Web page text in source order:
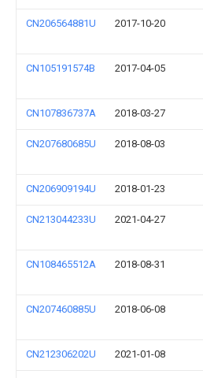
CN206564881U 2017-10-20
CN105191574B 2017-04-05
CN107836737A 2018-03-27
CN207680685U 2018-08-03
CN206909194U 2018-01-23
CN213044233U 2021-04-27
CN108465512A 2018-08-31
CN207460885U 2018-06-08
CN212306202U 2021-01-08